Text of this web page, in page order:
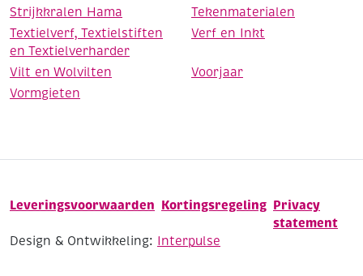
Strijkkralen Hama
Tekenmaterialen
Textielverf, Textielstiften
en Textielverharder
Verf en Inkt
Vilt en Wolvilten
Voorjaar
Vormgieten
Leveringsvoorwaarden Kortingsregeling Privacy
statement
Design & Ontwikkeling: Interpulse